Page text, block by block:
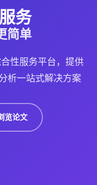
务
简单
性服务平台，提供
析一站式解决方案
览论文